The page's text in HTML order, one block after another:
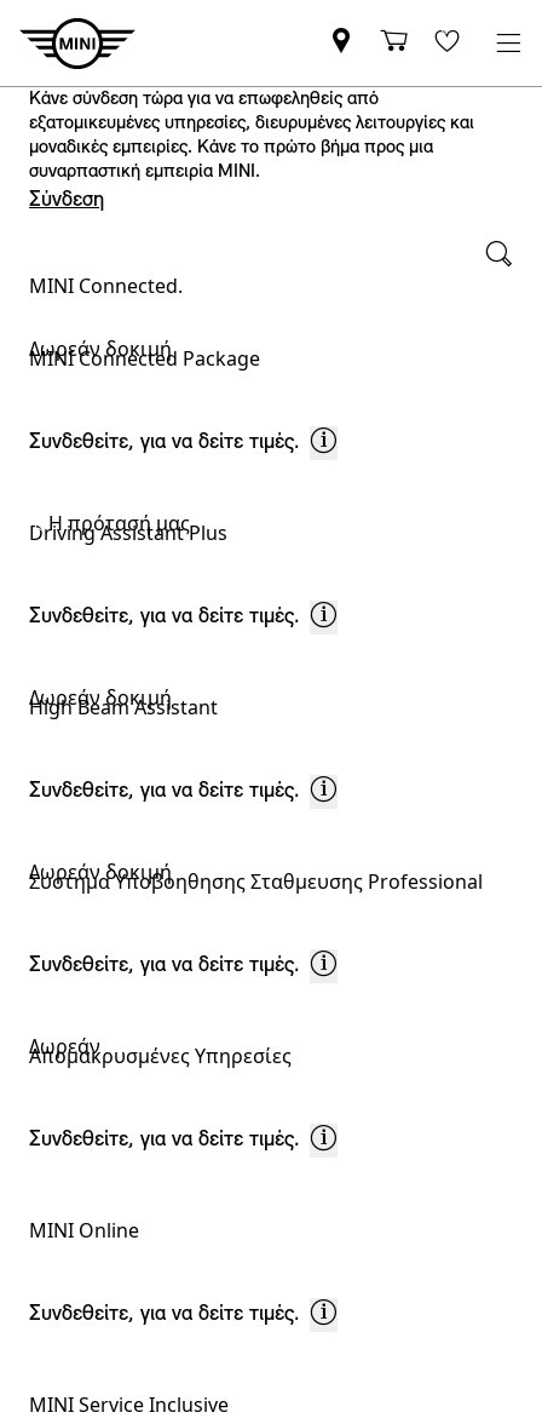
Κάνε σύνδεση τώρα για να επωφεληθείς από
εξατομικευμένες υπηρεσίες, διευρυμένες λειτουργίες και
μοναδικές εμπειρίες. Κάνε το πρώτο βήμα προς μια
συναρπαστική εμπειρία ΜΙΝΙ.
Σύνδεση
MINI Connected.
Υπηρεσία σέρβις – επιλέξτε:
Δωρεάν δοκιμή
MINI Connected Package
Συνδεθείτε, για να δείτε τιμές.
Η πρότασή μας
Driving Assistant Plus
Συνδεθείτε, για να δείτε τιμές.
Δωρεάν δοκιμή
High Beam Assistant
Συνδεθείτε, για να δείτε τιμές.
Δωρεάν δοκιμή
Συστημα Υποβοηθησης Σταθμευσης Professional
Συνδεθείτε, για να δείτε τιμές.
Δωρεάν
Απομακρυσμένες Υπηρεσίες
Συνδεθείτε, για να δείτε τιμές.
MINI Online
Συνδεθείτε, για να δείτε τιμές.
MINI Service Inclusive